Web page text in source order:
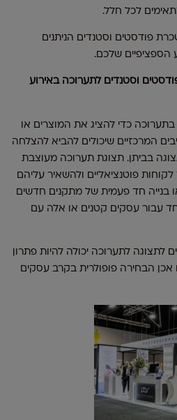
לכל חלל.
פודסטים וסטנדים הניתנים
הספציפיים שלכם.
וסטנדים לתערוכה באירוע
כדי להציג את המוצרים או
המרכזיים שיכולים להביא להצלחה
בביתן. תצוגת תערוכה מעוצבת
פוטנציאליים ולהשאיר עליהם
בנייה חד פעמית של מתקנים חדשים
עבור עסקים קטנים או אלה עם
לתערוכה יכולה להיות פתרון
אכן הבחירה פופולרית בקרב עסקים